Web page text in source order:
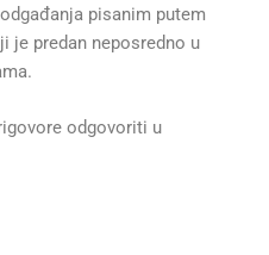
pisanim putem
je predan neposredno u
odgovoriti u